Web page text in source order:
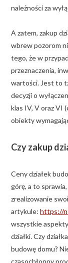
należności za
A zatem, zakup
wbrew pozorom
tego, że w
przeznaczenia,
wartości. Jest to
decyzji o
klas IV, V oraz VI
obiekty
Czy zakup
Ceny działek
górę, a to
zrealizowanie
artykule: https://
wszystkie
działki. Czy
budowę domu?
czasochłonny